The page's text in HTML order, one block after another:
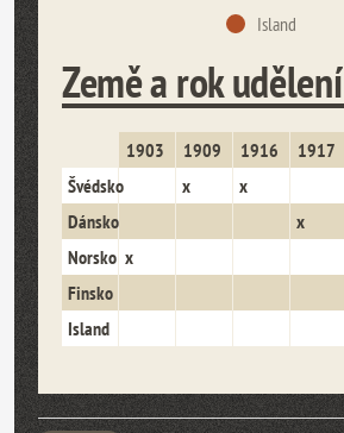
Island
Země a rok udělení
1903 1909 1916 1917
Švédsko
x x
Dánsko
x
Norsko x
Finsko
Island